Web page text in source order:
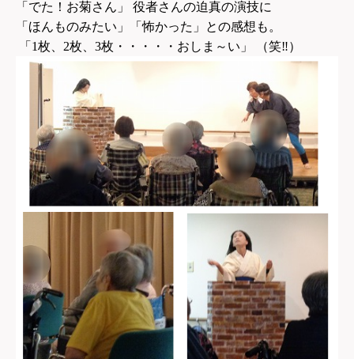
「でた！お菊さん」 役者さんの迫真の演技に
「ほんものみたい」「怖かった」との感想も。
「1枚、2枚、3枚・・・・・おしま～い」 （笑‼）